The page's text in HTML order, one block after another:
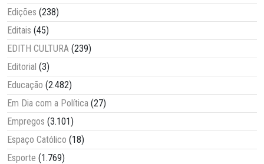
Edições (238)
Editais (45)
EDITH CULTURA (239)
Editorial (3)
Educação (2.482)
Em Dia com a Política (27)
Empregos (3.101)
Espaço Católico (18)
Esporte (1.769)